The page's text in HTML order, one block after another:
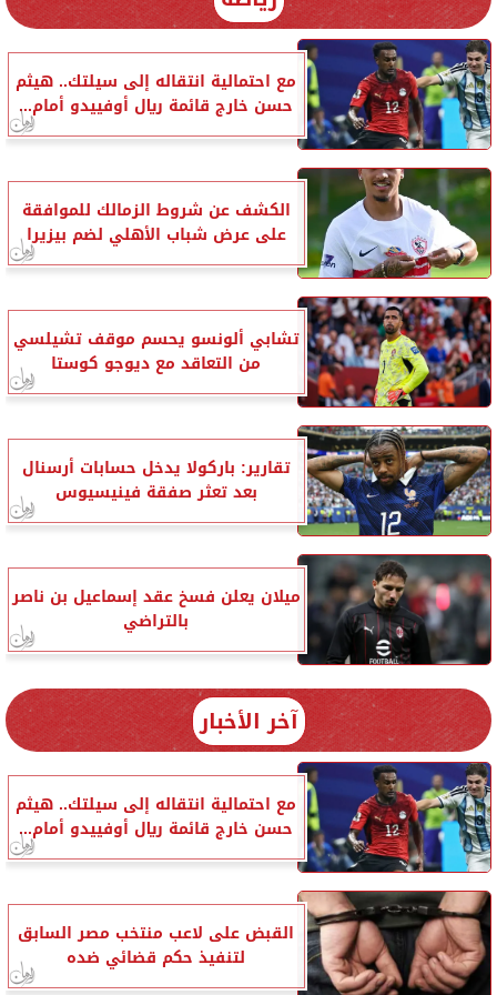
مع احتمالية انتقاله إلى سيلتك.. هيثم
حسن خارج قائمة ريال أوفييدو أمام...
الكشف عن شروط الزمالك للموافقة
على عرض شباب الأهلي لضم بيزيرا
تشابي ألونسو يحسم موقف تشيلسي
من التعاقد مع ديوجو كوستا
تقارير: باركولا يدخل حسابات أرسنال
بعد تعثر صفقة فينيسيوس
ميلان يعلن فسخ عقد إسماعيل بن ناصر
بالتراضي
آخر الأخبار
مع احتمالية انتقاله إلى سيلتك.. هيثم
حسن خارج قائمة ريال أوفييدو أمام...
القبض على لاعب منتخب مصر السابق
لتنفيذ حكم قضائي ضده